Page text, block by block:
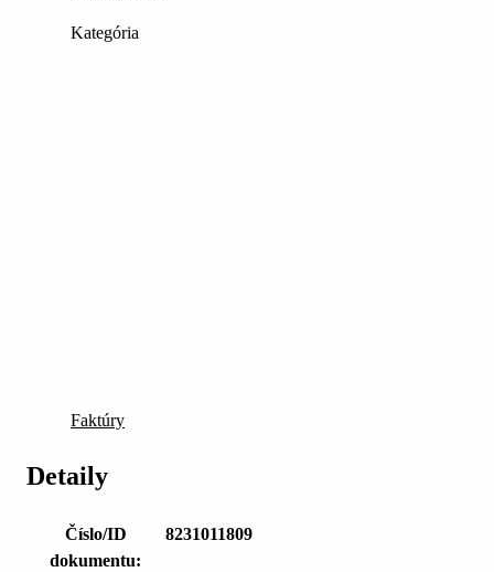
Kategória
Faktúry
Detaily
Číslo/ID
dokumentu:
8231011809